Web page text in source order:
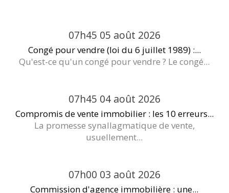
07h45 05 août 2026
Congé pour vendre (loi du 6 juillet 1989) :...
Qu'est-ce qu'un congé pour vendre ? Le congé...
07h45 04 août 2026
Compromis de vente immobilier : les 10 erreurs...
La promesse synallagmatique de vente,
usuellement...
07h00 03 août 2026
Commission d'agence immobilière : une...